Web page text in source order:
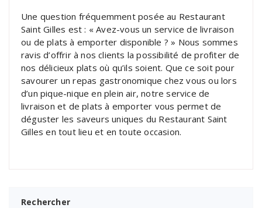
Une question fréquemment posée au Restaurant
Saint Gilles est : « Avez-vous un service de livraison
ou de plats à emporter disponible ? » Nous sommes
ravis d’offrir à nos clients la possibilité de profiter de
nos délicieux plats où qu’ils soient. Que ce soit pour
savourer un repas gastronomique chez vous ou lors
d’un pique-nique en plein air, notre service de
livraison et de plats à emporter vous permet de
déguster les saveurs uniques du Restaurant Saint
Gilles en tout lieu et en toute occasion.
Rechercher